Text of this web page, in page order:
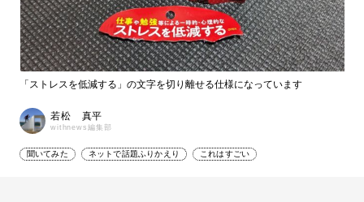
「ストレスを低減する」の文字を切り離せる仕様になっています
若松 真平
withnews編集部
聞いてみた ネットで話題ふりかえり これはすごい